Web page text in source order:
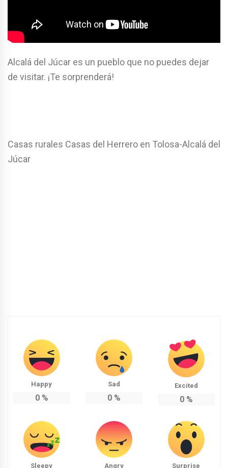
Alcalá del Júcar es un pueblo que no puedes dejar
de visitar. ¡Te sorprenderá!
Casas rurales Casas del Herrero en Tolosa-Alcalá del
Júcar
Happy
0%
Sad
0%
Excited
0%
Sleepy Angry Surprise